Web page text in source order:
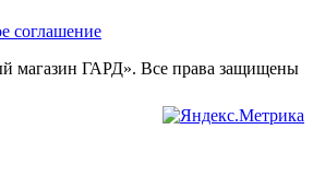
соглашение
магазин ГАРД». Все права защищены